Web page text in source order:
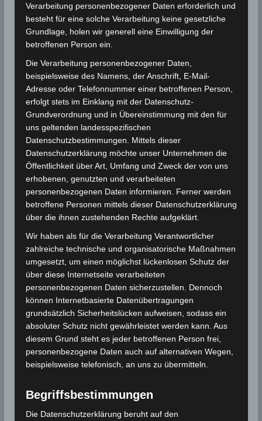
Für die Nutzung von Google Adsense (Google Ireland
Limited, Gordon House, Barrow Street, Dublin, D04 E5W5,
Ireland) benötigen wir laut DSGVO Ihre Zustimmung. Es
werden seitens Google Adsense personenbezogene
Daten erhoben, verarbeitet und gespeichert. Welche
Datenschutzbedingungen.
Google Adsenseist deaktiviert.
✓ Erlauben Datenschutzbedingungen
15 km WSW von Jendouba
20 km NW von Nibbar
34 km NE von Sakiet Sidi Youssef
53 km SSE von La Calle (El Tarf, Algerien)
58 km S von Tabarka (Jendouba)
76 km ESE von Besbes (El Tarf, Algerien)
91 km WSW von Medjez el Bab (Béjà)
143 km WSW von Tunis (Tunis)
270 km NW von Sfax (Şfax)
Verarbeitung personenbezogener Daten erforderlich und
besteht für eine solche Verarbeitung keine gesetzliche
Grundlage, holen wir generell eine Einwilligung der
betroffenen Person ein.
Die Verarbeitung personenbezogener Daten,
beispielsweise des Namens, der Anschrift, E-Mail-
Adresse oder Telefonnummer einer betroffenen Person,
erfolgt stets im Einklang mit der Datenschutz-
Grundverordnung und in Übereinstimmung mit den für
uns geltenden landesspezifischen
Datenschutzbestimmungen. Mittels dieser
Datenschutzerklärung möchte unser Unternehmen die
Öffentlichkeit über Art, Umfang und Zweck der von uns
erhobenen, genutzten und verarbeiteten
personenbezogenen Daten informieren. Ferner werden
betroffene Personen mittels dieser Datenschutzerklärung
über die ihnen zustehenden Rechte aufgeklärt.
Wir haben als für die Verarbeitung Verantwortlicher
zahlreiche technische und organisatorische Maßnahmen
umgesetzt, um einen möglichst lückenlosen Schutz der
über diese Internetseite verarbeiteten
personenbezogenen Daten sicherzustellen. Dennoch
können Internetbasierte Datenübertragungen
grundsätzlich Sicherheitslücken aufweisen, sodass ein
absoluter Schutz nicht gewährleistet werden kann. Aus
diesem Grund steht es jeder betroffenen Person frei,
personenbezogene Daten auch auf alternativen Wegen,
beispielsweise telefonisch, an uns zu übermitteln.
Begriffsbestimmungen
Die Datenschutzerklärung beruht auf den